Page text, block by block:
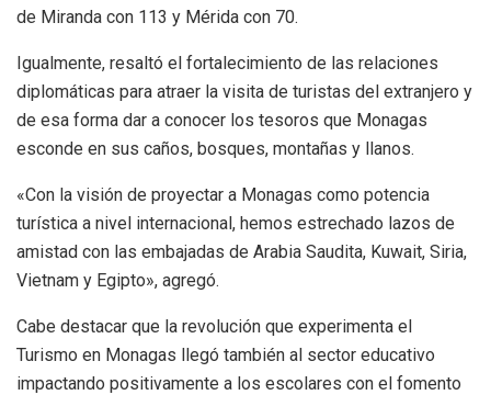
de Miranda con 113 y Mérida con 70.
Igualmente, resaltó el fortalecimiento de las relaciones
diplomáticas para atraer la visita de turistas del extranjero y
de esa forma dar a conocer los tesoros que Monagas
esconde en sus caños, bosques, montañas y llanos.
«Con la visión de proyectar a Monagas como potencia
turística a nivel internacional, hemos estrechado lazos de
amistad con las embajadas de Arabia Saudita, Kuwait, Siria,
Vietnam y Egipto», agregó.
Cabe destacar que la revolución que experimenta el
Turismo en Monagas llegó también al sector educativo
impactando positivamente a los escolares con el fomento